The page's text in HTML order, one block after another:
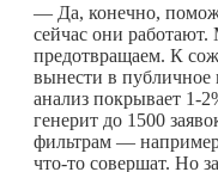
— Да, конечно,
сейчас они
предотвращаем. К
вынести в
анализ покрывает 1-
генерит до 1500
фильтрам —
что-то совершат. Но